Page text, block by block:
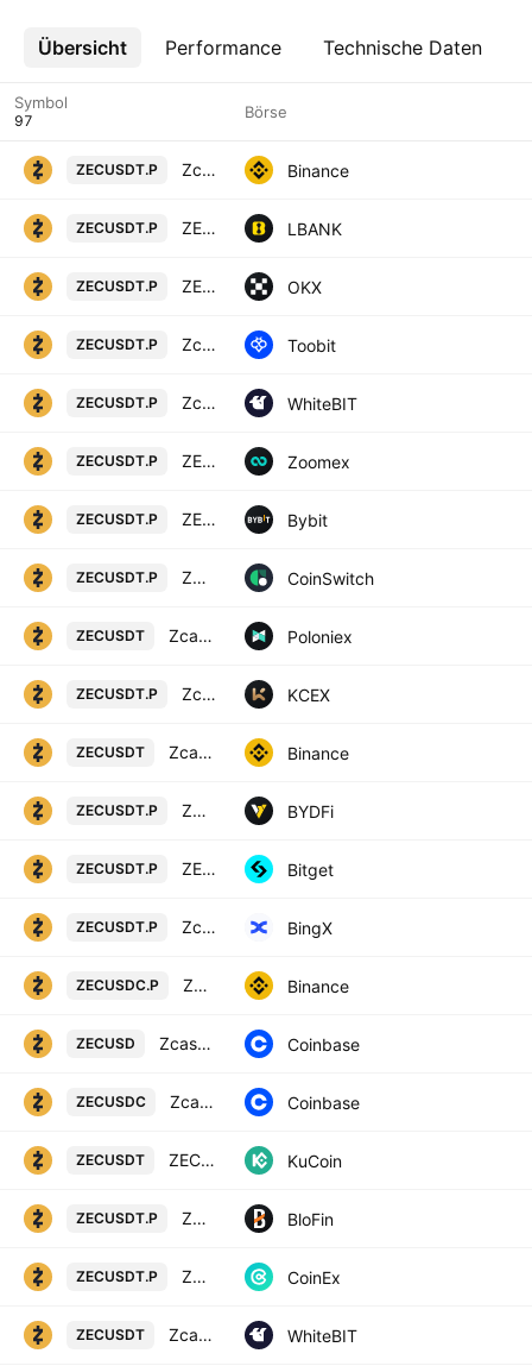
Übersicht Performance Technische Daten
Mehr
Symbol Börse
ZECUSDT.P Zcash / TetherUS PERPETUAL CONTRACT Binance
ZECUSDT.P ZEC TOKEN / Tether USD PERPETUAL CONTRACT LBANK
ZECUSDT.P ZECUSDT Perpetual Swap Contract OKX
ZECUSDT.P Zcash/TetherUS Toobit
ZECUSDT.P Zcash perpetual contract WhiteBIT
ZECUSDT.P ZECUSDT Perpetual Contract Zoomex
ZECUSDT.P ZECUSDT Perpetual Contract Bybit
ZECUSDT.P ZCASH/USD TETHER PERPETUAL SWAP CONTRACT CoinSwitch
ZECUSDT Zcash / Tether USD Poloniex
ZECUSDT.P Zcash / USDT PERPETUAL SWAP CONTRACT KCEX
ZECUSDT Zcash / TetherUS Binance
ZECUSDT.P ZCASH / USD TETHER PERPETUAL SWAP CONTRACT BYDFi
ZECUSDT.P ZECUSDTPERP PERPETUAL MIX CONTRACT Bitget
ZECUSDT.P Zcash/USD Tether Perpetual Contract BingX
ZECUSDC.P Zcash / USD Coin PERPETUAL CONTRACT Binance
ZECUSD Zcash / US Dollar Coinbase
ZECUSDC Zcash / USDC Coinbase
ZECUSDT ZEC / Tether KuCoin
ZECUSDT.P ZCASH/USD TETHER PERPETUAL SWAP CONTRACT BloFin
ZECUSDT.P ZCASH / TETHER PERPETUAL CONTRACT CoinEx
ZECUSDT Zcash / Tether US WhiteBIT